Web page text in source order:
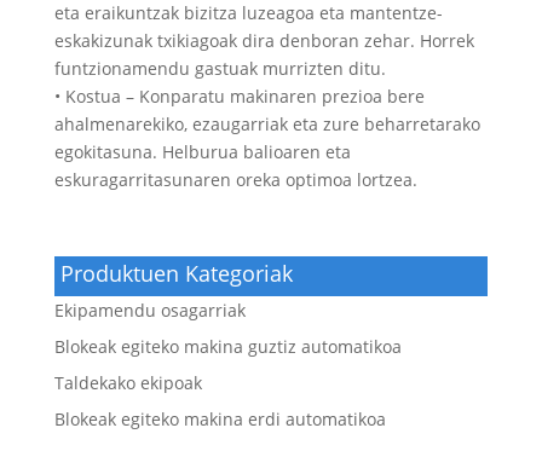
eta eraikuntzak bizitza luzeagoa eta mantentze-
eskakizunak txikiagoak dira denboran zehar. Horrek
funtzionamendu gastuak murrizten ditu.
• Kostua – Konparatu makinaren prezioa bere
ahalmenarekiko, ezaugarriak eta zure beharretarako
egokitasuna. Helburua balioaren eta
eskuragarritasunaren oreka optimoa lortzea.
Produktuen Kategoriak
Ekipamendu osagarriak
Blokeak egiteko makina guztiz automatikoa
Taldekako ekipoak
Blokeak egiteko makina erdi automatikoa